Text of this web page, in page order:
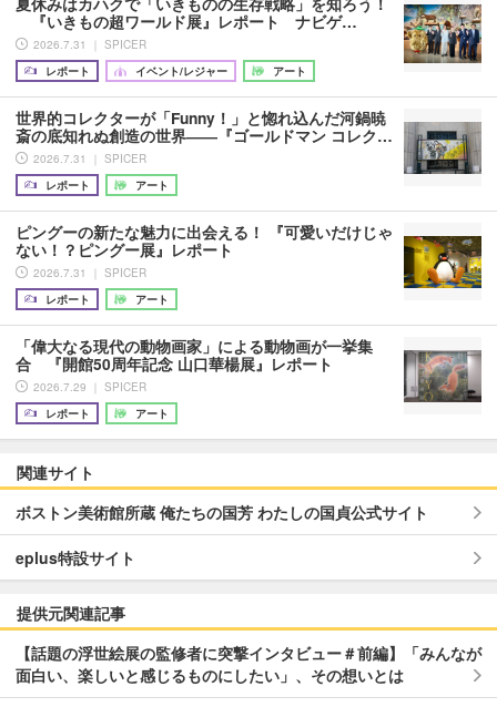
『いきもの超ワールド展』レポート ナビゲ…
2026.7.31 ｜ SPICER
レポート
イベント/レジャー アート
世界的コレクターが「Funny！」と惚れ込んだ河鍋暁
斎の底知れぬ創造の世界――『ゴールドマン コレク…
2026.7.31 ｜ SPICER
レポート
アート
ピングーの新たな魅力に出会える！ 『可愛いだけじゃ
ない！？ピングー展』レポート
2026.7.31 ｜ SPICER
レポート
アート
「偉大なる現代の動物画家」による動物画が一挙集
合 『開館50周年記念 山口華楊展』レポート
2026.7.29 ｜ SPICER
レポート
アート
関連サイト
ボストン美術館所蔵 俺たちの国芳 わたしの国貞公式サイト
eplus特設サイト
提供元関連記事
【話題の浮世絵展の監修者に突撃インタビュー＃前編】「みんなが
面白い、楽しいと感じるものにしたい」、その想いとは